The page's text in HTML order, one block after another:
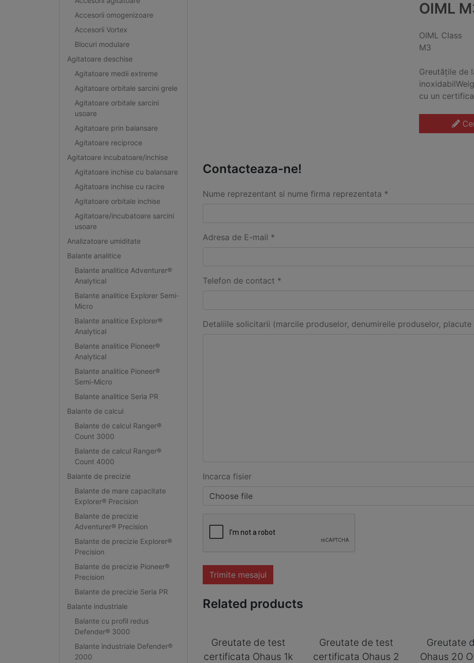
Accesorii omogenizoare
Accesorii Vortex
Blocuri modulare
Agitatoare deschise
Agitatoare medii extreme
Agitatoare orbitale sarcini grele
Agitatoare orbitale sarcini
usoare
Agitatoare prin balansare
Agitatoare reciproce
Agitatoare incubatoare/inchise
Agitatoare inchise cu balansare
Agitatoare inchise cu racire
Agitatoare orbitale inchise
Agitatoare/incubatoare sarcini
usoare
Analizatoare umiditate
Balante analitice
Balante analitice Adventurer®
Analytical
Balante analitice Explorer Semi-
Micro
Balante analitice Explorer®
Analytical
Balante analitice Pioneer®
Analytical
Balante analitice Pioneer®
Semi-Micro
Balante analitice Seria PR
Balante de calcul
Balante de calcul Ranger®
Count 3000
Balante de calcul Ranger®
Count 4000
Balante de precizie
Balante de mare capacitate
Explorer® Precision
Balante de precizie
Adventurer® Precision
Balante de precizie Explorer®
Precision
Balante de precizie Pioneer®
Precision
Balante de precizie Seria PR
Balante industriale
Balante cu profil redus
Defender® 3000
Balante industriale Defender®
2000
OIML
OIML Class
M3
Greutățile de
cu un
Contacteaza-ne!
Nume reprezentant si nume firma reprezentata *
Adresa de E-mail *
Telefon de contact *
Detaliile solicitarii (marcile produselor, denumireile produselor,
Incarca fisier
Choose file
Trimite mesajul
Related products
Greutate de test
certificata Ohaus 1k
Greutate de test
certificata Ohaus 2
Greutate
Ohaus 20